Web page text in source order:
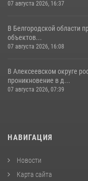
07 августа 2026, 16:37
В Белгородской области
объектов...
07 августа 2026, 16:08
В Алексеевском округе
проникновение в д...
07 августа 2026, 07:39
НАВИГАЦИЯ
Новости
Карта сайта